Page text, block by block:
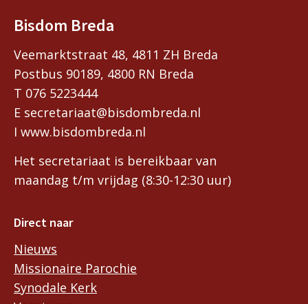
Bisdom Breda
Veemarktstraat 48, 4811 ZH Breda
Postbus 90189, 4800 RN Breda
T 076 5223444
E secretariaat@bisdombreda.nl
I www.bisdombreda.nl
Het secretariaat is bereikbaar van
maandag t/m vrijdag (8:30-12:30 uur)
Direct naar
Nieuws
Missionaire Parochie
Synodale Kerk